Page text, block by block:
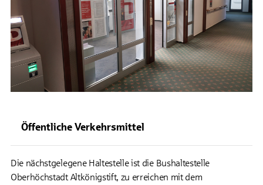
Öffentliche Verkehrsmittel
Die nächstgelegene Haltestelle ist die Bushaltestelle
Oberhöchstadt Altkönigstift, zu erreichen mit dem